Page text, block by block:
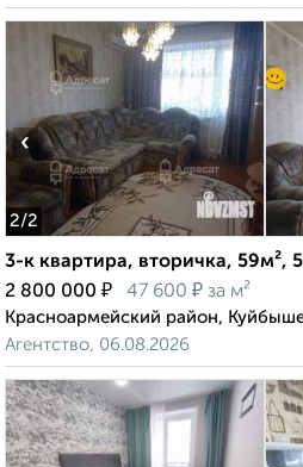
2/2
‹
3-к квартира, вторичка, 59м²,
2 800 000 ₽ 47 600 ₽ за м²
Красноармейский район,
Агентство, 06.08.2026